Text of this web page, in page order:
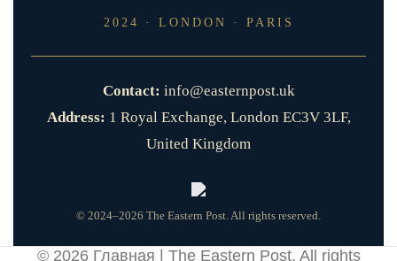
2024 · LONDON · PARIS
Contact: info@easternpost.uk
Address: 1 Royal Exchange, London EC3V 3LF,
United Kingdom
© 2024–2026 The Eastern Post. All rights reserved.
© 2026 Главная | The Eastern Post. All rights